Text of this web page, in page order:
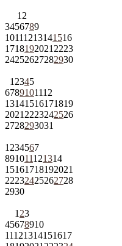
1 2
3456789
10111213141516
1718192021 2223
24252627282930
1 2345
6789101112
13141516171819
2021 2223242526
2728293031
1 234567
891011121314
15161718192021
22232425262728
2930
1 23
45678910
11121314151617